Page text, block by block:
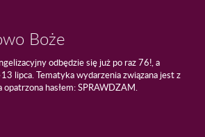
Boże
odbędzie się już po raz 76!, a
lipca. Tematyka wydarzenia związana jest z
hasłem: SPRAWDZAM.